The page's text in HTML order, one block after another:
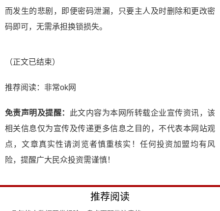
而发生的悲剧，即便密码泄漏，只要主人及时删除和更改密
码即可，无需承担换锁损失。
（正文已结束）
推荐阅读： 非常ok网
免责声明及提醒：
此文内容为本网所转载企业宣传资讯，该
相关信息仅为宣传及传递更多信息之目的，不代表本网站观
点，文章真实性请浏览者慎重核实！任何投资加盟均有风
险，提醒广大民众投资需谨慎！
推荐阅读